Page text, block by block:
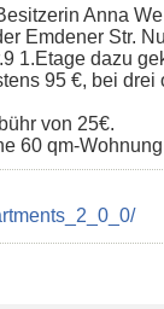
Anna
Emdener Str.
1.Etage dazu
95 €, bei drei
von 25€.
60 qm-